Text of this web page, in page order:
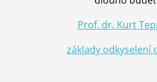
Prof. dr. Kurt
základy odkyselení